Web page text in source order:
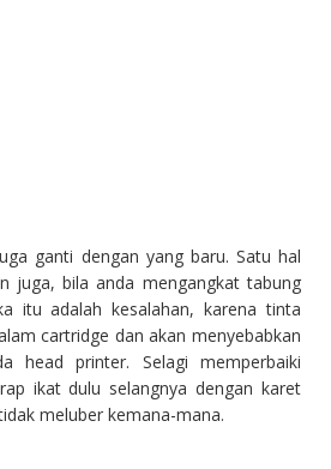
ganti dengan yang baru. Satu hal
juga, bila anda mengangkat tabung
itu adalah kesalahan, karena tinta
cartridge dan akan menyebabkan
head printer. Selagi memperbaiki
ikat dulu selangnya dengan karet
meluber kemana-mana.